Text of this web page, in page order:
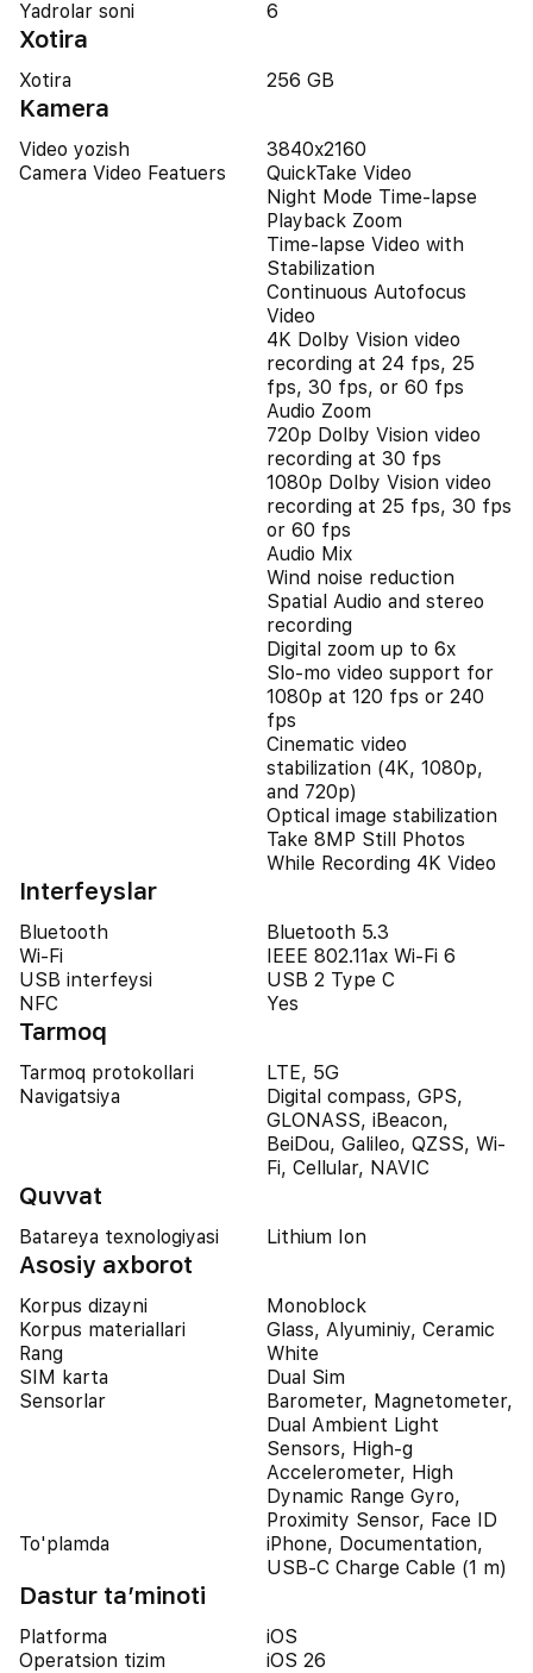
Yadrolar soni
6
Xotira
Xotira 256 GB
Kamera
Video yozish
3840x2160
Camera Video Featuers
QuickTake Video
Night Mode Time-lapse
Playback Zoom
Time-lapse Video with
Stabilization
Continuous Autofocus
Video
4K Dolby Vision video
recording at 24 fps, 25
fps, 30 fps, or 60 fps
Audio Zoom
720p Dolby Vision video
recording at 30 fps
1080p Dolby Vision video
recording at 25 fps, 30 fps
or 60 fps
Audio Mix
Wind noise reduction
Spatial Audio and stereo
recording
Digital zoom up to 6x
Slo‑mo video support for
1080p at 120 fps or 240
fps
Cinematic video
stabilization (4K, 1080p,
and 720p)
Optical image stabilization
Take 8MP Still Photos
While Recording 4K Video
Interfeyslar
Bluetooth
Bluetooth 5.3
Wi-Fi
IEEE 802.11ax Wi-Fi 6
USB interfeysi
USB 2 Type C
NFC
Yes
Tarmoq
Tarmoq protokollari
LTE, 5G
Navigatsiya
Digital compass, GPS,
GLONASS, iBeacon,
BeiDou, Galileo, QZSS, Wi-
Fi, Cellular, NAVIC
Quvvat
Batareya texnologiyasi Lithium Ion
Asosiy axborot
Korpus dizayni
Monoblock
Korpus materiallari
Glass, Alyuminiy, Ceramic
Rang
White
SIM karta
Dual Sim
Sensorlar
Barometer, Magnetometer,
Dual Ambient Light
Sensors, High-g
Accelerometer, High
Dynamic Range Gyro,
Proximity Sensor, Face ID
To'plamda
iPhone, Documentation,
USB-C Charge Cable (1 m)
Dastur ta’minoti
Platforma
iOS
Operatsion tizim
iOS 26